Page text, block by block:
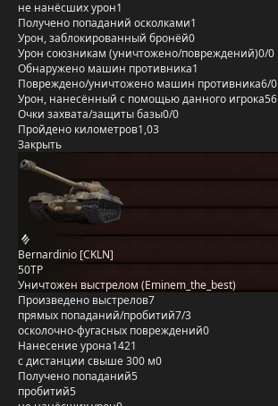
не нанёсших урон1
Получено попаданий осколками1
Урон, заблокированный бронёй0
Урон союзникам (уничтожено/повреждений)0/0
Обнаружено машин противника1
Повреждено/уничтожено машин противника6/0
Урон, нанесённый с помощью данного игрока56
Очки захвата/защиты базы0/0
Пройдено километров1,03
Закрыть
Bernardinio [CKLN]
50TP
Уничтожен выстрелом (Eminem_the_best)
Произведено выстрелов7
прямых попаданий/пробитий7/3
осколочно-фугасных повреждений0
Нанесение урона1421
с дистанции свыше 300 м0
Получено попаданий5
пробитий5